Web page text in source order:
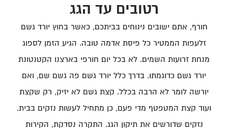
רטובים עד הגג
חורף, אתם ישובים נינוחים בביתכם, כאשר בחוץ יורד גשם
זלעפות הממטיר כל פיסת אדמה טובה. הגיע הזמן לספוג
מנחת זרועות השמים. לא בכל יום חורפי בארצנו הקטנטונת
יורד גשם כדוגמתו. בדרך כלל יורד גשם פה גשם שם, ואם
יורשה לומר לא הרבה בכלל. קצת גשם לא יזיק, רק שקצת
ועוד קצת המטפטף מדי פעם, כן מתחיל לעשות נזקים בבית.
נזקים שדורשים את תיקון הגג. התקרה נסדקת, הקירות